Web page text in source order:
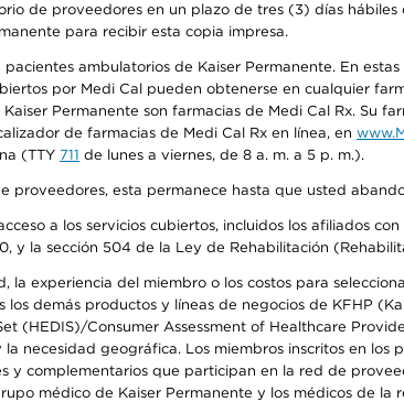
de proveedores en un plazo de tres (3) días
para recibir esta copia impresa.
ambulatorios de Kaiser Permanente. En
por Medi Cal pueden obtenerse en cualquier
Permanente son farmacias de Medi Cal Rx. Su
de farmacias de Medi Cal Rx en línea, en
(TTY 711 de lunes a viernes, de 8 a. m. a 5 p. m.).
proveedores, esta permanece hasta que usted
a los servicios cubiertos, incluidos los afiliados
y la sección 504 de la Ley de Rehabilitación
la experiencia del miembro o los costos para
demás productos y líneas de negocios de KFHP
(HEDIS)/Consumer Assessment of Healthcare
necesidad geográfica. Los miembros inscritos en los
y complementarios que participan en la red de
médico de Kaiser Permanente y los médicos de